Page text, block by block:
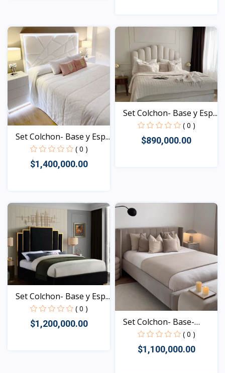
Vista
Set Colchon- Base y Esp...
( 0 )
$1,400,000.00
Vista
Set Colchon- Base y Esp...
( 0 )
$890,000.00
Set Colchon- Base y Esp...
( 0 )
$1,200,000.00
Set Colchon- Base-
Espa...
( 0 )
$1,100,000.00